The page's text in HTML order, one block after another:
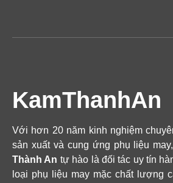
KamThanhAn
Với hơn 20 năm kinh nghiệm
sản xuất và cung ứng phụ liệu
Thành An tự hào là đối tác uy tín
loại phụ liệu may mặc chất lượng